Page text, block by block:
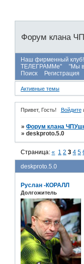
Форум клана
Наш фирменный
ТЕЛЕГРАММе"
"Мы
Поиск
Регистрация
Активные темы
Привет, Гость! Войдите
»Форум клана
»deskproto.5.0
deskproto.5.0
Страница:« 1 2 3 4 5
Руслан -КОРАЛЛ
Долгожитель